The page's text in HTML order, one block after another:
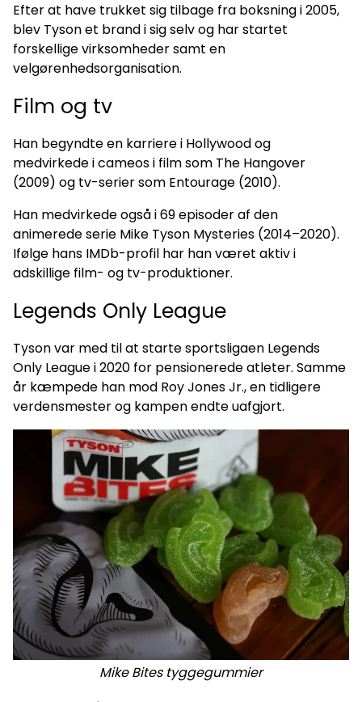
Efter at have trukket sig tilbage fra boksning i 2005,
blev Tyson et brand i sig selv og har startet
forskellige virksomheder samt en
velgørenhedsorganisation.
Film og tv
Han begyndte en karriere i Hollywood og
medvirkede i cameos i film som The Hangover
(2009) og tv-serier som Entourage (2010).
Han medvirkede også i 69 episoder af den
animerede serie Mike Tyson Mysteries (2014–2020).
Ifølge hans IMDb-profil har han været aktiv i
adskillige film- og tv-produktioner.
Legends Only League
Tyson var med til at starte sportsligaen Legends
Only League i 2020 for pensionerede atleter. Samme
år kæmpede han mod Roy Jones Jr., en tidligere
verdensmester og kampen endte uafgjort.
Mike Bites tyggegummier